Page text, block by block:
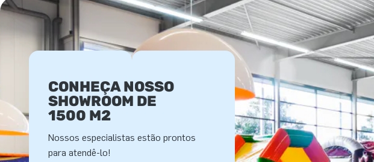
CONHEÇA NOSSO
SHOWROOM DE
1500 M2
Nossos especialistas estão prontos
para atendê-lo!